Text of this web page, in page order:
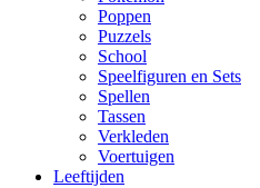
Poppen
Puzzels
School
Speelfiguren en Sets
Spellen
Tassen
Verkleden
Voertuigen
Leeftijden